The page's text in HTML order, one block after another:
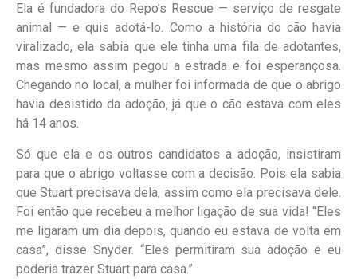
Ela é fundadora do Repo’s Rescue — serviço de resgate
animal — e quis adotá-lo. Como a história do cão havia
viralizado, ela sabia que ele tinha uma fila de adotantes,
mas mesmo assim pegou a estrada e foi esperançosa.
Chegando no local, a mulher foi informada de que o abrigo
havia desistido da adoção, já que o cão estava com eles
há 14 anos.
Só que ela e os outros candidatos a adoção, insistiram
para que o abrigo voltasse com a decisão. Pois ela sabia
que Stuart precisava dela, assim como ela precisava dele.
Foi então que recebeu a melhor ligação de sua vida! “Eles
me ligaram um dia depois, quando eu estava de volta em
casa”, disse Snyder. “Eles permitiram sua adoção e eu
poderia trazer Stuart para casa.”